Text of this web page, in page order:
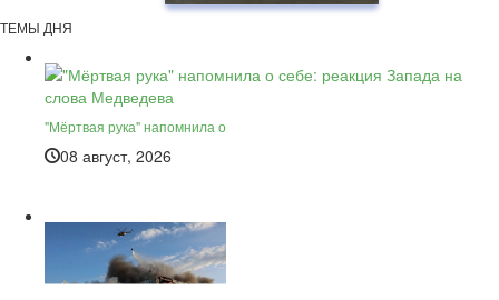
ТЕМЫ ДНЯ
"Мёртвая рука" напомнила о
08 август, 2026